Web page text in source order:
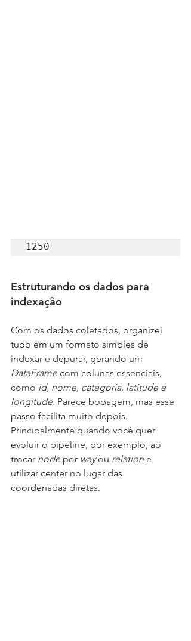
1250
Estruturando os dados para
indexação
Com os dados coletados, organizei
tudo em um formato simples de
indexar e depurar, gerando um
DataFrame com colunas essenciais,
como id, nome, categoria, latitude e
longitude. Parece bobagem, mas esse
passo facilita muito depois.
Principalmente quando você quer
evoluir o pipeline, por exemplo, ao
trocar node por way ou relation e
utilizar center no lugar das
coordenadas diretas.